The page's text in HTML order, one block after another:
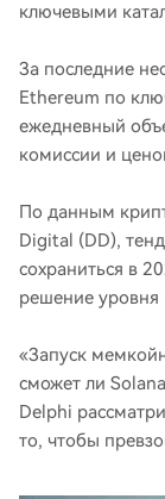
ключевыми
За последние
Ethereum по
ежедневный
комиссии и
По данным
Digital (DD),
сохраниться в
решение уровня
«Запуск
сможет ли
Delphi
то, чтобы